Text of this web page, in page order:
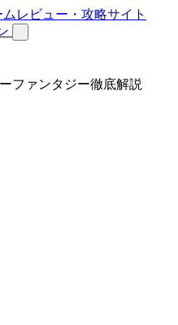
ファンタジー徹底解説